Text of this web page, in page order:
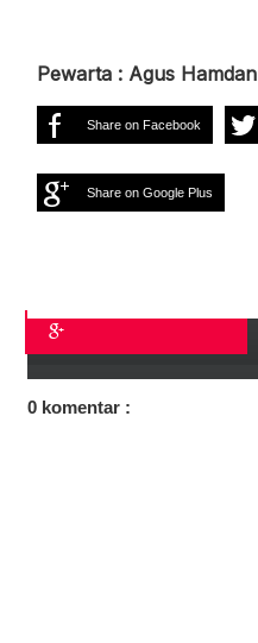
Pewarta : Agus Hamdan
Share on Facebook
Share on Google Plus
0 komentar :